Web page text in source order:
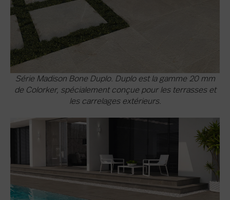
Série Madison Bone Duplo. Duplo est la gamme 20 mm
de Colorker, spécialement conçue pour les terrasses et
les carrelages extérieurs.